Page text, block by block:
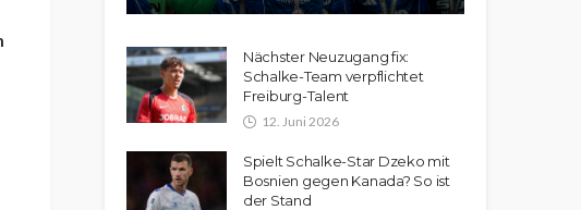
Nächster Neuzugang fix:
Schalke-Team verpflichtet
Freiburg-Talent
12. Juni 2026
Spielt Schalke-Star Dzeko mit
Bosnien gegen Kanada? So ist
der Stand